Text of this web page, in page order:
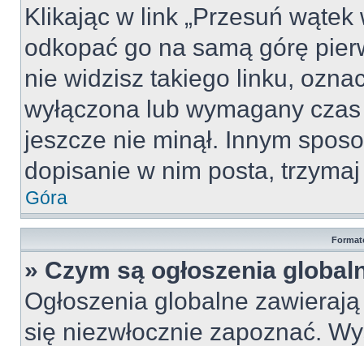
Klikając w link „Przesuń
odkopać go na samą górę
nie widzisz takiego linku,
wyłączona lub wymagany
jeszcze nie minął. Innym
dopisanie w nim posta,
Góra
» Czym są ogłoszenia
Ogłoszenia globalne
się niezwłocznie zapoznać.